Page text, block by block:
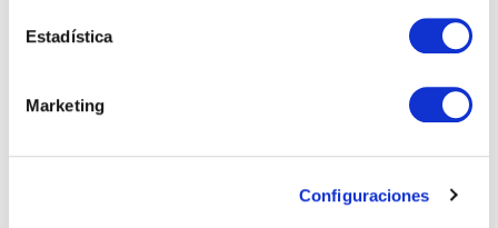
Estadística
Marketing
Configuraciones